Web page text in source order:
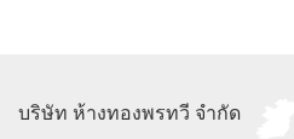
บริษัท ห้างทองพรทวี จำกัด